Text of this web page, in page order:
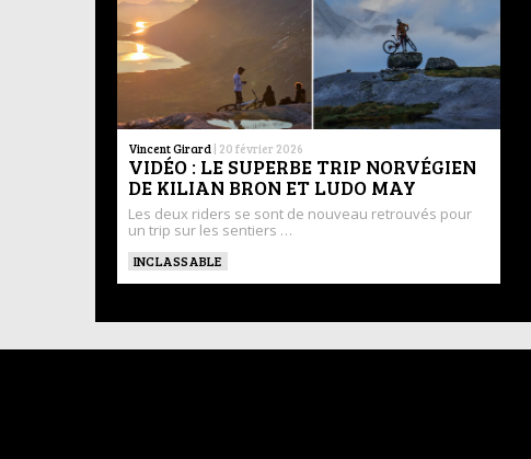
Vincent Girard | 20 février 2026
VIDÉO : LE SUPERBE TRIP NORVÉGIEN
DE KILIAN BRON ET LUDO MAY
Les deux riders se sont de nouveau retrouvés pour
un trip sur les sentiers …
INCLASSABLE